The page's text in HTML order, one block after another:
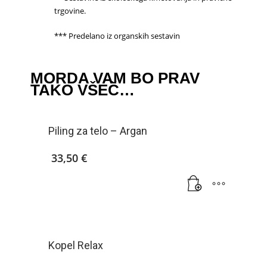
trgovine.
*** Predelano iz organskih sestavin
MORDA VAM BO PRAV
TAKO VŠEČ…
Piling za telo – Argan
33,50 €
Kopel Relax